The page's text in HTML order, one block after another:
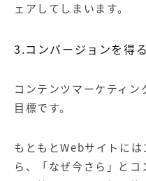
ェアしてしまいます。
3.コンバージョンを得る
コンテンツマーケティ
目標です。
もともとWebサイトに
ら、「なぜ今さら」と